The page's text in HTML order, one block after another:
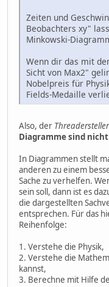
Zeiten und
Beobachters xy"
Minkowski-
Wenn dir das mit
Sicht von Max2"
Nobelpreis für
Fields-Medaille
Also, der Threadersteller
Diagramme sind
In Diagrammen stellt
anderen zu einem
Sache zu verhelfen.
sein soll, dann ist es
die dargestellten
entsprechen. Für das
Reihenfolge:
1. Verstehe die Physik,
2. Verstehe die
kannst,
3. Berechne mit Hilfe